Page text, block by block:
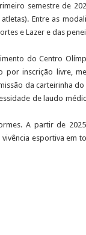
semestre de
Entre as
e Lazer e das
do Centro
por inscrição livre,
da carteirinha do
de laudo
A partir de
esportiva em